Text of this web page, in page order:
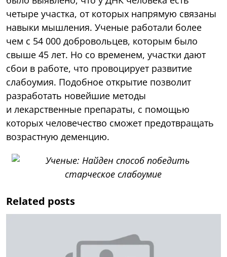
четыре участка, от которых напрямую связаны
навыки мышления. Ученые работали более
чем с 54 000 добровольцев, которым было
свыше 45 лет. Но со временем, участки дают
сбои в работе, что провоцирует развитие
слабоумия. Подобное открытие позволит
разработать новейшие методы
и лекарственные препараты, с помощью
которых человечество сможет предотвращать
возрастную деменцию.
Related posts